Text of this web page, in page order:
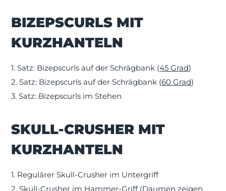
BIZEPSCURLS MIT
KURZHANTELN
1. Satz: Bizepscurls auf der Schrägbank (45 Grad)
2. Satz: Bizepscurls auf der Schrägbank (60 Grad)
3. Satz: Bizepscurls im Stehen
SKULL-CRUSHER MIT
KURZHANTELN
1. Regulärer Skull-Crusher im Untergriff
2. Skull-Crusher im Hammer-Griff (Daumen zeigen